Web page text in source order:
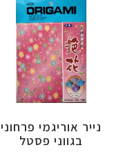
נייר אוריגמי פרחוני
בגווני פסטל